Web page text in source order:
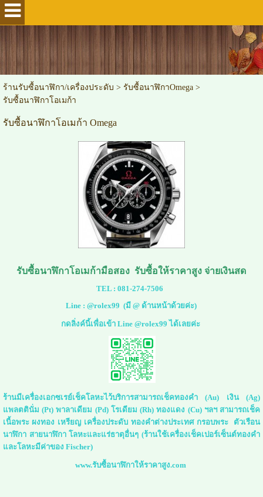
ร้านรับซื้อนาฬิกา/เครื่องประดับ > รับซื้อนาฬิกาOmega>
รับซื้อนาฬิกาโอเมก้า
รับซื้อนาฬิกาโอเมก้า Omega
รับซื้อนาฬิกาโอเมก้ามือสอง รับซื้อให้ราคาสูง จ่ายเงินสด
TEL : 081-274-7506
Line :@rolex99 (มี @ ด้านหน้าด้วยค่ะ)
กดลิ่งค์นี้เพื่อเข้า Line @rolex99 ได้เลยค่ะ
ร้านมีเครื่องเอกซเรย์เช็คโลหะไว้บริการสามารถเช็คทองคำ (Au) เงิน (Ag)
แพลตตินั่ม (Pt) พาลาเดียม (Pd) โรเดียม (Rh) ทองแดง (Cu) ฯลฯ สามารถเช็ค
เนื้อพระ ผงทอง เหรียญ เครื่องประดับ ทองคำต่างประเทศ กรอบพระ ตัวเรือน
นาฬิกา สายนาฬิกา โลหะและแร่ธาตุอื่นๆ (ร้านใช้เครื่องเช็คเปอร์เซ็นต์ทองคำ
และโลหะมีค่าของ Fischer)
www.รับซื้อนาฬิกาให้ราคาสูง.com